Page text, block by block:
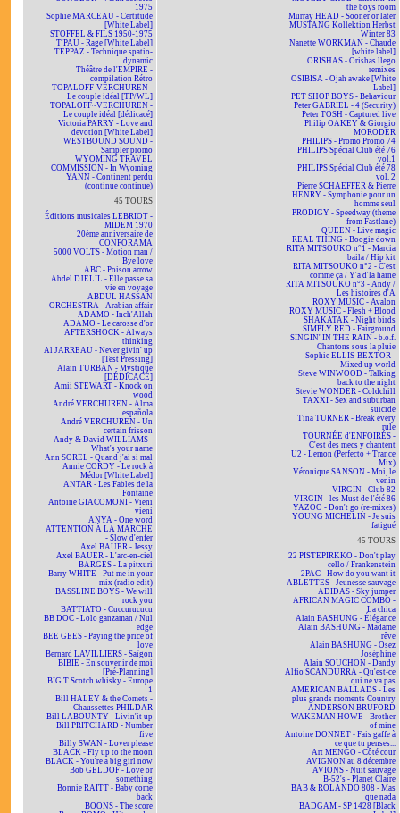
1975
Sophie MARCEAU - Certitude
[White Label]
STOFFEL & FILS 1950-1975
T'PAU - Rage [White Label]
TEPPAZ - Technique spatio-
dynamic
Théâtre de l'EMPIRE -
compilation Rétro
TOPALOFF-VERCHUREN -
Le couple idéal [TP/WL]
TOPALOFF~VERCHUREN -
Le couple idéal [dédicacé]
Victoria PARRY - Love and
devotion [White Label]
WESTBOUND SOUND -
Sampler promo
WYOMING TRAVEL
COMMISSION - In Wyoming
YANN - Continent perdu
(continue continue)
45 TOURS
Éditions musicales LEBRIOT -
MIDEM 1970
20ème anniversaire de
CONFORAMA
5000 VOLTS - Motion man /
Bye love
ABC - Poison arrow
Abdel DJELIL - Elle passe sa
vie en voyage
ABDUL HASSAN
ORCHESTRA - Arabian affair
ADAMO - Inch'Allah
ADAMO - Le carosse d'or
AFTERSHOCK - Always
thinking
Al JARREAU - Never givin' up
[Test Pressing]
Alain TURBAN - Mystique
[DÉDICACÉ]
Amii STEWART - Knock on
wood
André VERCHUREN - Alma
española
André VERCHUREN - Un
certain frisson
Andy & David WILLIAMS -
What's your name
Ann SOREL - Quand j'ai si mal
Annie CORDY - Le rock à
Médor [White Label]
ANTAR - Les Fables de la
Fontaine
Antoine GIACOMONI - Vieni
vieni
ANYA - One word
ATTENTION À LA MARCHE
- Slow d'enfer
Axel BAUER - Jessy
Axel BAUER - L'arc-en-ciel
BARGES - La pitxuri
Barry WHITE - Put me in your
mix (radio edit)
BASSLINE BOYS - We will
rock you
BATTIATO - Cuccurucucu
BB DOC - Lolo ganzaman / Nul
edge
BEE GEES - Paying the price of
love
Bernard LAVILLIERS - Saïgon
BIBIE - En souvenir de moi
[Pré-Planning]
BIG T Scotch whisky - Europe
1
Bill HALEY & the Comets -
Chaussettes PHILDAR
Bill LABOUNTY - Livin'it up
Bill PRITCHARD - Number
five
Billy SWAN - Lover please
BLACK - Fly up to the moon
BLACK - You're a big girl now
Bob GELDOF - Love or
something
Bonnie RAITT - Baby come
back
BOONS - The score
the boys room
Murray HEAD - Sooner or later
MUSTANG Kollektion Herbst
Winter 83
Nanette WORKMAN - Chaude
[white label]
ORISHAS - Orishas llego
remixes
OSIBISA - Ojah awake [White
Label]
PET SHOP BOYS - Behaviour
Peter GABRIEL - 4 (Security)
Peter TOSH - Captured live
Philip OAKEY & Giorgio
MORODER
PHILIPS - Promo Promo 74
PHILIPS Spécial Club été 76
vol.1
PHILIPS Spécial Club été 78
vol. 2
Pierre SCHAEFFER & Pierre
HENRY - Symphonie pour un
homme seul
PRODIGY - Speedway (theme
from Fastlane)
QUEEN - Live magic
REAL THING - Boogie down
RITA MITSOUKO n°1 - Marcia
baila / Hip kit
RITA MITSOUKO n°2 - C'est
comme ça / Y'a d'la haine
RITA MITSOUKO n°3 - Andy /
Les histoires d'A
ROXY MUSIC - Avalon
ROXY MUSIC - Flesh + Blood
SHAKATAK - Night birds
SIMPLY RED - Fairground
SINGIN' IN THE RAIN - b.o.f.
Chantons sous la pluie
Sophie ELLIS-BEXTOR -
Mixed up world
Steve WINWOOD - Talking
back to the night
Stevie WONDER - Coldchill
TAXXI - Sex and suburban
suicide
Tina TURNER - Break every
rule
TOURNÉE d'ENFOIRÉS -
C'est des mecs y chantent
U2 - Lemon (Perfecto + Trance
Mix)
Véronique SANSON - Moi, le
venin
VIRGIN - Club 82
VIRGIN - les Must de l'été 86
YAZOO - Don't go (re-mixes)
YOUNG MICHELIN - Je suis
fatigué
45 TOURS
22 PISTEPIRKKO - Don't play
cello / Frankenstein
2PAC - How do you want it
ABLETTES - Jeunesse sauvage
ADIDAS - Sky jumper
AFRICAN MAGIC COMBO -
La chica
Alain BASHUNG - Élégance
Alain BASHUNG - Madame
rêve
Alain BASHUNG - Osez
Joséphine
Alain SOUCHON - Dandy
Alfio SCANDURRA - Qu'est-ce
qui ne va pas
AMERICAN BALLADS - Les
plus grands moments Country
ANDERSON BRUFORD
WAKEMAN HOWE - Brother
of mine
Antoine DONNET - Fais gaffe à
ce que tu penses...
Art MENGO - Côté cour
AVIGNON au 8 décembre
AVIONS - Nuit sauvage
B-52's - Planet Claire
BAB & ROLANDO 808 - Mas
que nada
BADGAM - SP 1428 [Black